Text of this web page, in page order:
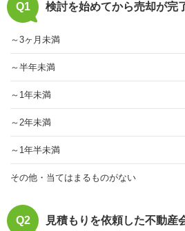
Q1 検討を始めてから売却が完
～3ヶ月未満
～半年未満
～1年未満
～2年未満
～1年半未満
その他・当てはまるものがない
Q2 見積もりを依頼した不動産